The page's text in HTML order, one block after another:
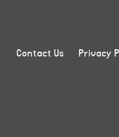
Privacy
Contact Us